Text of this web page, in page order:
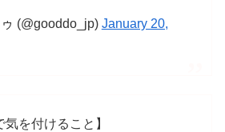
(@gooddo_jp) January 20,
気を付けること】